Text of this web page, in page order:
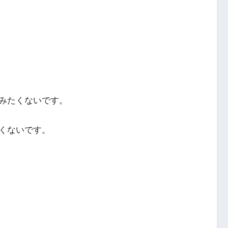
たくないです。
ないです。